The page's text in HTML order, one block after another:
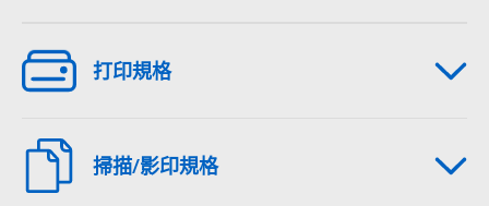
打印規格
掃描/影印規格